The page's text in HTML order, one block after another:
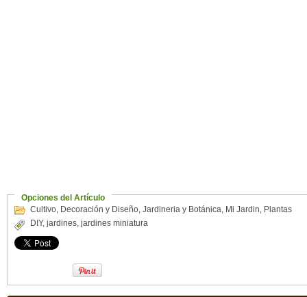
Opciones del Artículo
Cultivo, Decoración y Diseño, Jardineria y Botánica, Mi Jardin, Plantas
DIY, jardines, jardines miniatura